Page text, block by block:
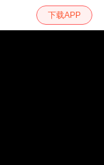
下载APP